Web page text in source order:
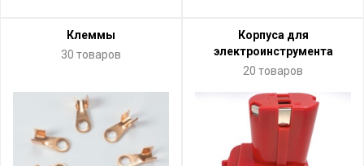
Клеммы
30 товаров
Корпуса для
электроинструмента
20 товаров